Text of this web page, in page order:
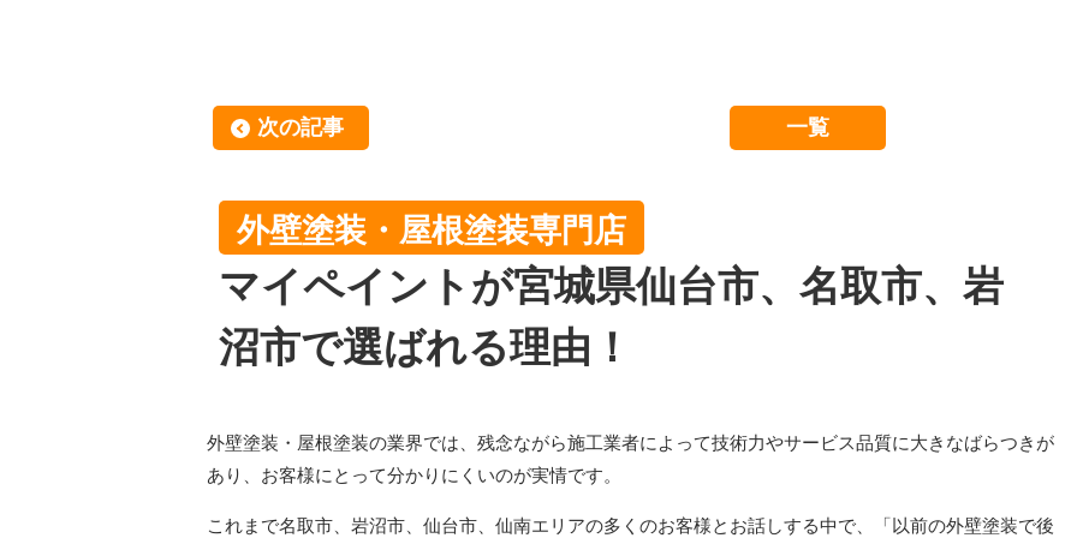
次の記事 一覧
外壁塗装・屋根塗装専門店
マイペイントが宮城県仙台市、名取市、岩
沼市で選ばれる理由！
外壁塗装・屋根塗装の業界では、残念ながら施工業者によって技術力やサービス品質に大きなばらつきが
あり、お客様にとって分かりにくいのが実情です。
これまで名取市、岩沼市、仙台市、仙南エリアの多くのお客様とお話しする中で、「以前の外壁塗装で後